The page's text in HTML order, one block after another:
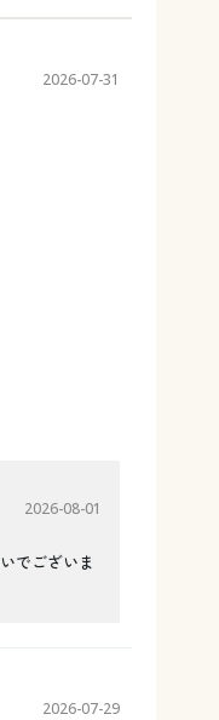
2026-07-31
2026-08-01
でございま
2026-07-29